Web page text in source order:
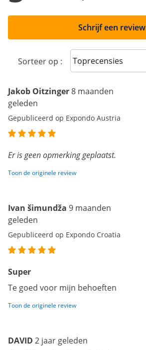
Schrijf een review
Sorteer op : Sort reviews
Jakob Oitzinger8 maanden
geleden
Gepubliceerd op Expondo Austria
Er is geen opmerking geplaatst.
Toon de originele review
Ivan šimundža 9 maanden
geleden
Gepubliceerd op Expondo Croatia
Super
Te goed voor mijn behoeften
Toon de originele review
DAVID 2 jaar geleden